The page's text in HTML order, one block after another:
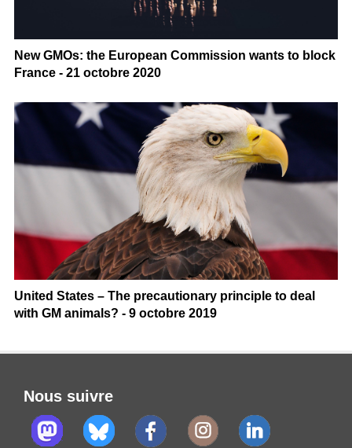
New GMOs: the European Commission wants to block
France - 21 octobre 2020
United States – The precautionary principle to deal
with GM animals? - 9 octobre 2019
Nous suivre